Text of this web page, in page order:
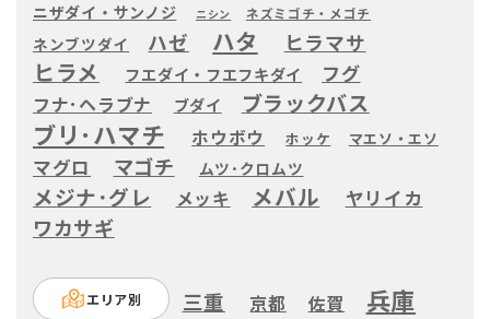
ニザダイ・サンノジ ニシン ネズミゴチ・メゴチ
ネンブツダイ ハゼ ハタ ヒラマサ
ヒラメ フエダイ・フエフキダイ フグ
フナ･ヘラブナ ブダイ ブラックバス
ブリ･ハマチ ホウボウ ホッケ マエソ・エソ
マグロ マゴチ ムツ･クロムツ
メジナ･グレ メッキ メバル ヤリイカ
ワカサギ
エリア別 三重 京都 佐賀 兵庫